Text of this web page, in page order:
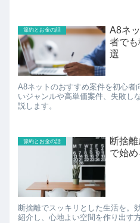
節約とお金の話
A8ネ
者で
選
A8ネットのおすすめ案件を初心者
いジャンルや高単価案件、失敗し
説します。
節約とお金の話
断捨
で始
断捨離でスッキリとした生活を。
紹介し、心地よい空間を作り出す